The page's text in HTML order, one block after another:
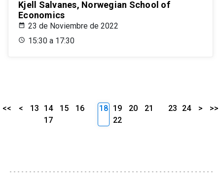
Kjell Salvanes, Norwegian School of
Economics
23 de Noviembre de 2022
15:30 a 17:30
<< < 13 14 15
16
17
18 19 20
21
22
23 24 > >>